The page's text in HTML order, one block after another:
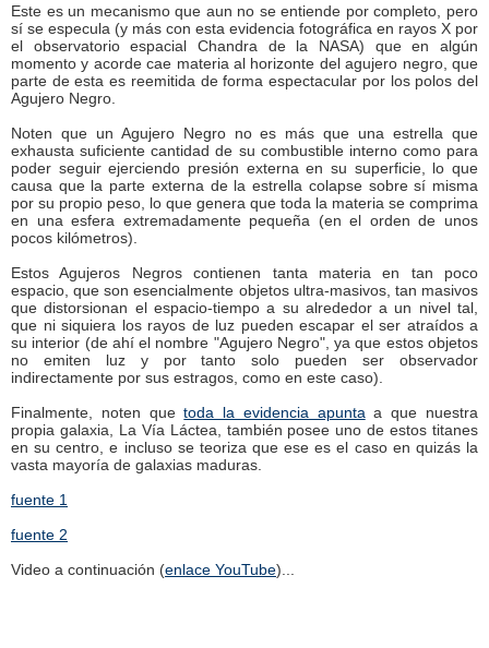
Este es un mecanismo que aun no se entiende por completo, pero
sí se especula (y más con esta evidencia fotográfica en rayos X por
el observatorio espacial Chandra de la NASA) que en algún
momento y acorde cae materia al horizonte del agujero negro, que
parte de esta es reemitida de forma espectacular por los polos del
Agujero Negro.
Noten que un Agujero Negro no es más que una estrella que
exhausta suficiente cantidad de su combustible interno como para
poder seguir ejerciendo presión externa en su superficie, lo que
causa que la parte externa de la estrella colapse sobre sí misma
por su propio peso, lo que genera que toda la materia se comprima
en una esfera extremadamente pequeña (en el orden de unos
pocos kilómetros).
Estos Agujeros Negros contienen tanta materia en tan poco
espacio, que son esencialmente objetos ultra-masivos, tan masivos
que distorsionan el espacio-tiempo a su alrededor a un nivel tal,
que ni siquiera los rayos de luz pueden escapar el ser atraídos a
su interior (de ahí el nombre "Agujero Negro", ya que estos objetos
no emiten luz y por tanto solo pueden ser observador
indirectamente por sus estragos, como en este caso).
Finalmente, noten quetoda la evidencia apunta a que nuestra
propia galaxia, La Vía Láctea, también posee uno de estos titanes
en su centro, e incluso se teoriza que ese es el caso en quizás la
vasta mayoría de galaxias maduras.
fuente 1
fuente 2
Video a continuación (enlace YouTube)...